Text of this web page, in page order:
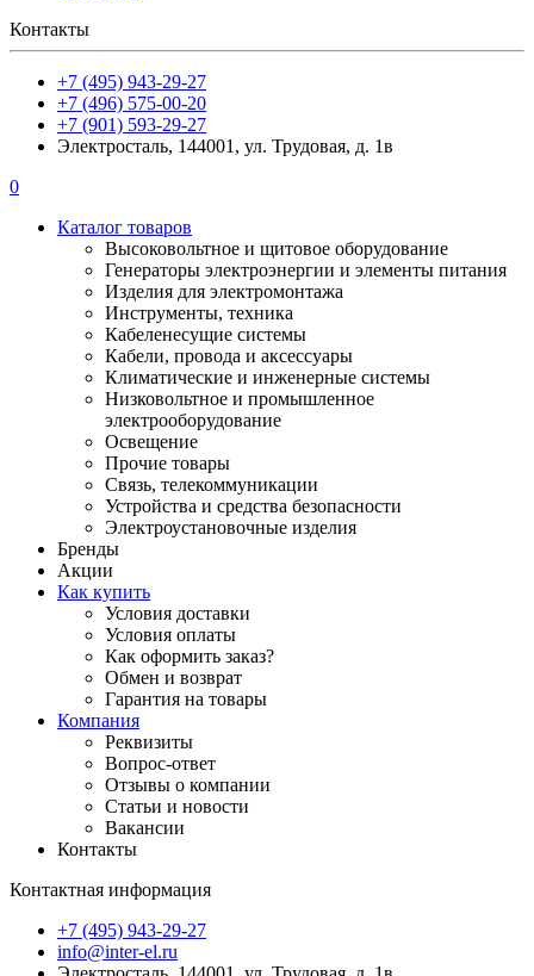
Контакты
+7 (495) 943-29-27
+7 (496) 575-00-20
+7 (901) 593-29-27
Электросталь, 144001, ул. Трудовая, д. 1в
0
Каталог товаров
Высоковольтное и щитовое оборудование
Генераторы электроэнергии и элементы питания
Изделия для электромонтажа
Инструменты, техника
Кабеленесущие системы
Кабели, провода и аксессуары
Климатические и инженерные системы
Низковольтное и промышленное
электрооборудование
Освещение
Прочие товары
Связь, телекоммуникации
Устройства и средства безопасности
Электроустановочные изделия
Бренды
Акции
Как купить
Условия доставки
Условия оплаты
Как оформить заказ?
Обмен и возврат
Гарантия на товары
Компания
Реквизиты
Вопрос-ответ
Отзывы о компании
Статьи и новости
Вакансии
Контакты
Контактная информация
+7 (495) 943-29-27
info@inter-el.ru